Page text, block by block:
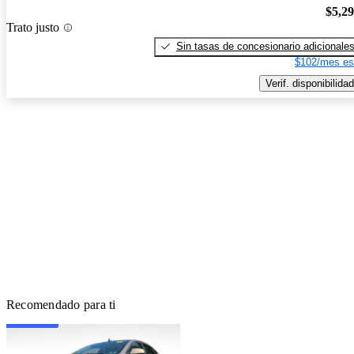
Trato justo
Sin tasas de concesionario adicionales
$102/mes
Verif. disponibilidad
Recomendado para ti